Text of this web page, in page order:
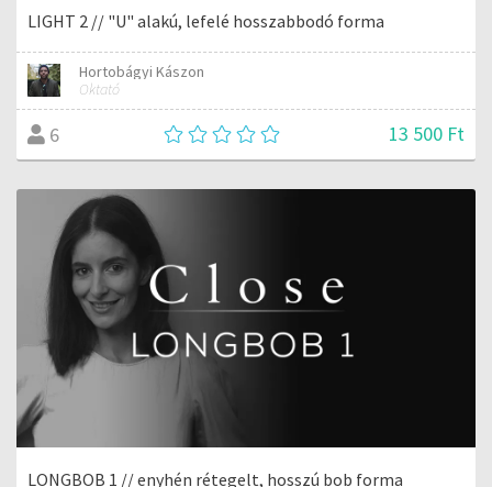
LIGHT 2 // "U" alakú, lefelé hosszabbodó forma
Hortobágyi Kászon
Oktató
6 13 500 Ft
LONGBOB 1 // enyhén rétegelt, hosszú bob forma